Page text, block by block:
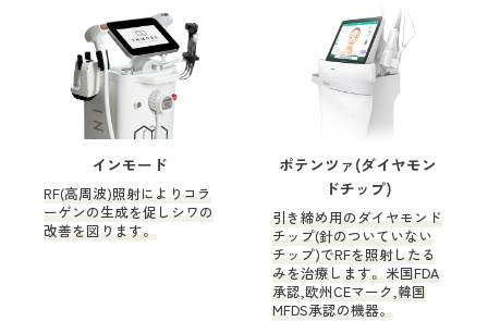
インモード
RF(高周波)照射によりコラ
ーゲンの生成を促しシワの
改善を図ります。
ポテンツァ(ダイヤモン
ドチップ)
引き締め用のダイヤモンド
チップ(針のついていない
チップ)でRFを照射したる
みを治療します。米国FDA
承認,欧州CEマーク,韓国
MFDS承認の機器。